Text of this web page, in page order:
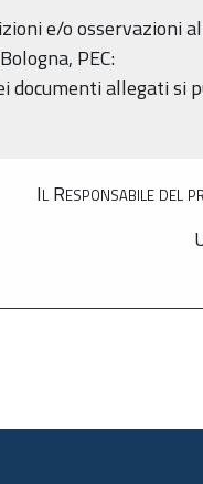
e/o osservazioni
PEC:
documenti allegati si
Il Responsabile del